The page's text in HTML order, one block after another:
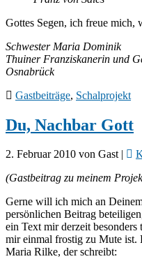
Gottes Segen, ich freue mich,
Schwester Maria Dominik
Thuiner Franziskanerin und
Osnabrück
Gastbeiträge, Schalprojekt
Du, Nachbar Gott
2. Februar 2010 von Gast|
(Gastbeitrag zu meinem
Gerne will ich mich an
persönlichen Beitrag
ein Text mir derzeit
mir einmal frostig zu Mute ist.
Maria Rilke, der schreibt: